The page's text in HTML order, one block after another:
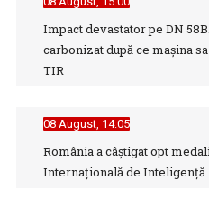
Impact devastator pe DN
carbonizat după ce mașina
TIR
08 August, 14:05
România a câștigat opt
Internațională de Inteligență